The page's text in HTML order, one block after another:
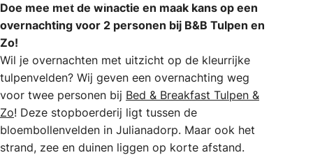
Doe mee met de winactie en maak kans op een
overnachting voor 2 personen bij B&B Tulpen en
Zo!
Wil je overnachten met uitzicht op de kleurrijke
tulpenvelden? Wij geven een overnachting weg
voor twee personen bij Bed & Breakfast Tulpen &
Zo! Deze stopboerderij ligt tussen de
bloembollenvelden in Julianadorp. Maar ook het
strand, zee en duinen liggen op korte afstand.